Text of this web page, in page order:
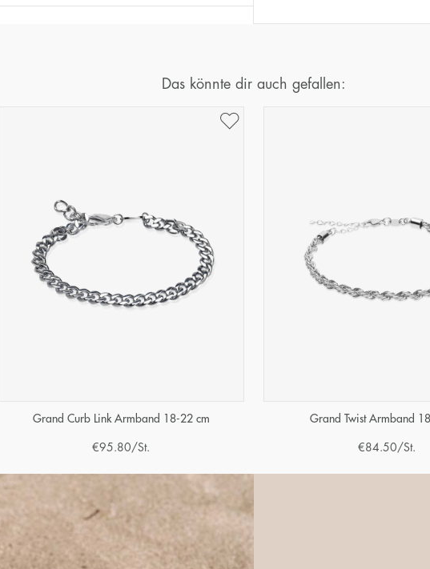
Das könnte dir auch gefallen:
Grand Curb Link Armband 18-22 cm
€95.80/St.
Grand Twist Armband
€84.50/St.